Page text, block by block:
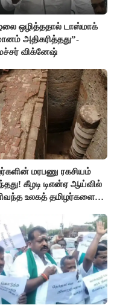
ஒழித்ததால் டாஸ்மாக்
அதிகரித்தது”-
விக்னேஷ்
மரபணு ரகசியம்
கீழடி டிஎன்ஏ ஆய்வில்
உலகத் தமிழர்களை